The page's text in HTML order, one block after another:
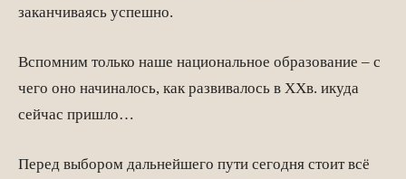
заканчиваясь успешно.
Вспомним только наше национальное образование – с
чего оно начиналось, как развивалось в XXв. икуда
сейчас пришло…
Перед выбором дальнейшего пути сегодня стоит всё